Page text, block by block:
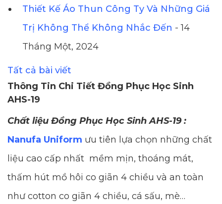
Thiết Kế Áo Thun Công Ty Và Những Giá
Trị Không Thể Không Nhắc Đến - 14
Tháng Một, 2024
Tất cả bài viết
Thông Tin Chi Tiết Đồng Phục Học Sinh
AHS-19
Chất liệu Đồng Phục Học Sinh AHS-19 :
Nanufa Uniform ưu tiên lựa chọn những chất
liệu cao cấp nhất mềm mịn, thoáng mát,
thấm hút mồ hôi co giãn 4 chiều và an toàn
như cotton co giãn 4 chiều, cá sấu, mè…